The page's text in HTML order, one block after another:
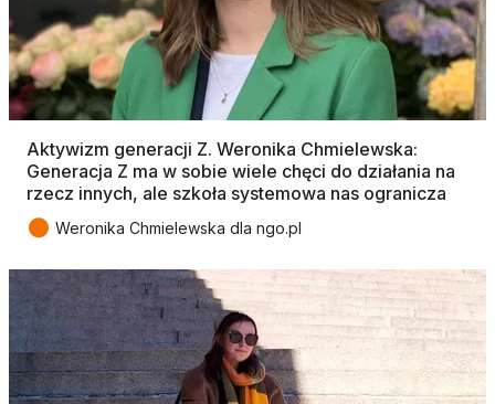
Aktywizm generacji Z. Weronika Chmielewska:
Generacja Z ma w sobie wiele chęci do działania na
rzecz innych, ale szkoła systemowa nas ogranicza
● Weronika Chmielewska dla ngo.pl